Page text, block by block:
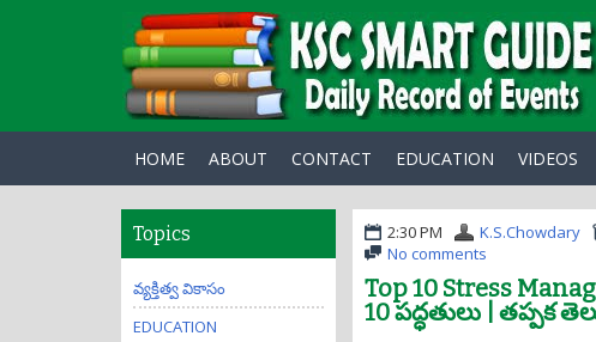
HOME ABOUT CONTACT EDUCATION VIDEOS
2:30 PM K.S.Chowdary
No comments
Top 10 Stress
10 పద్ధతులు | తప్పక
Topics
వ్యక్తిత్వ వికాసం
EDUCATION